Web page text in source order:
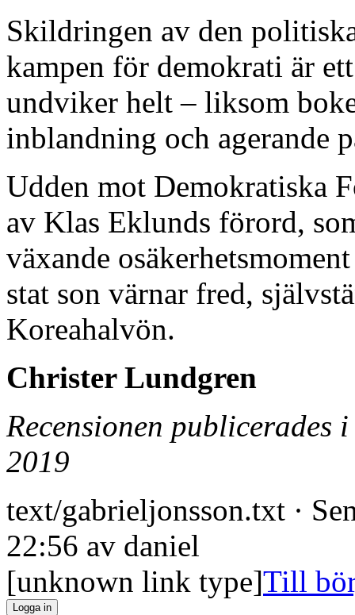
Skildringen av den
kampen för demokrati är
undviker helt – liksom
inblandning och agerande
Udden mot Demokratiska
av Klas Eklunds förord,
växande
stat son värnar fred,
Koreahalvön.
Christer Lundgren
Recensionen
2019
text/gabrieljonsson.txt ·
22:56 av daniel
[unknown link type]Till
Logga in